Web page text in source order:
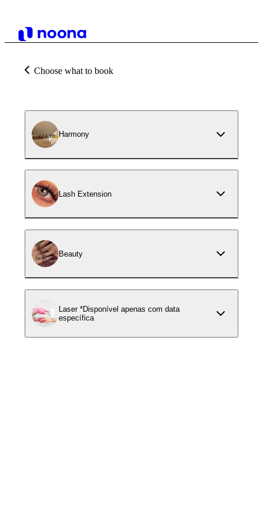
Choose what to book
Harmony
Lash Extension
Beauty
Laser *Disponível apenas com data
específica